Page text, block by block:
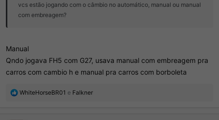
vcs estão jogando com o câmbio no automático, manual ou manual
com embreagem?
Manual
Qndo jogava FH5 com G27, usava manual com embreagem pra
carros com cambio h e manual pra carros com borboleta
R
WhiteHorseBR01 e Falkner